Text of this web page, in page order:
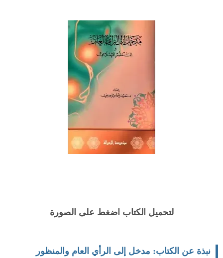
لتحميل الكتاب اضغط على الصورة
نبذة عن الكتاب: مدخل إلى الرأي العام والمنظور